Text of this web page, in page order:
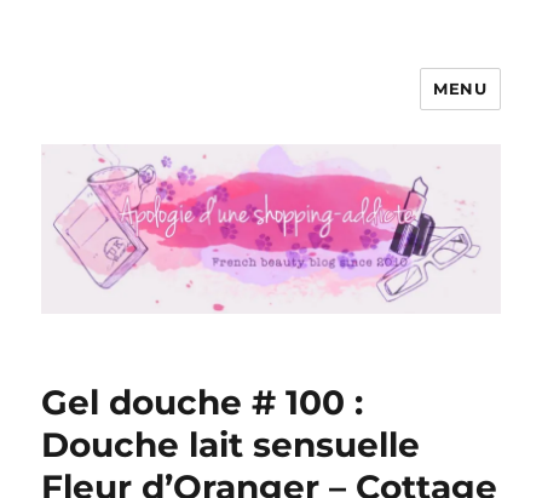
Apologie d'une Shopping-addicte
MENU
Gel douche # 100 :
Douche lait sensuelle
Fleur d’Oranger – Cottage